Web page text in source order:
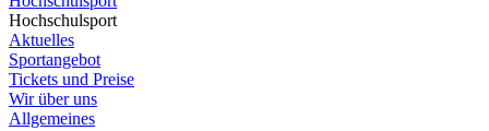
Hochschulsport
Aktuelles
Sportangebot
Tickets und Preise
Wir über uns
Allgemeines